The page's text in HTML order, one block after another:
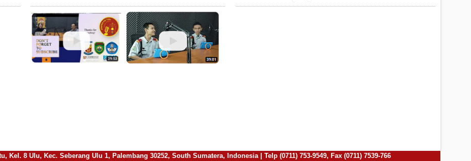
Kel. 8 Ulu, Kec. Seberang Ulu 1, Palembang 30252, South Sumatera, Indonesia | Telp (0711) 753-9549, Fax (0711) 7539-766